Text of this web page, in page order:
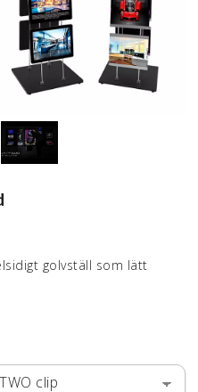
golvställ som lätt